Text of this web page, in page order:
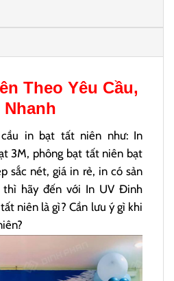
Theo Yêu Cầu,
Nhanh
in bạt tất niên như: In
3M, phông bạt tất niên bạt
sắc nét, giá in rẻ, in có sản
thì hãy đến với In UV Đinh
niên là gì? Cần lưu ý gì khi